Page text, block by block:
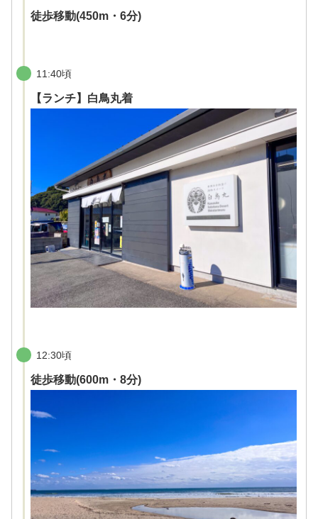
徒歩移動(450m・6分)
11:40頃
【ランチ】白鳥丸着
12:30頃
徒歩移動(600m・8分)